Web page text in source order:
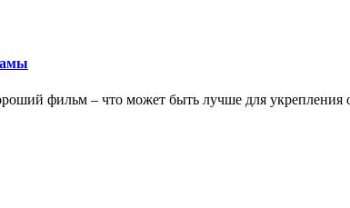
фильм – что может быть лучше для укрепления